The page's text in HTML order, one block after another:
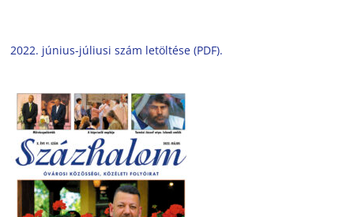
2022. június-júliusi szám letöltése (PDF).